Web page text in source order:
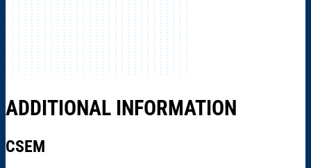
ADDITIONAL INFORMATION
CSEM